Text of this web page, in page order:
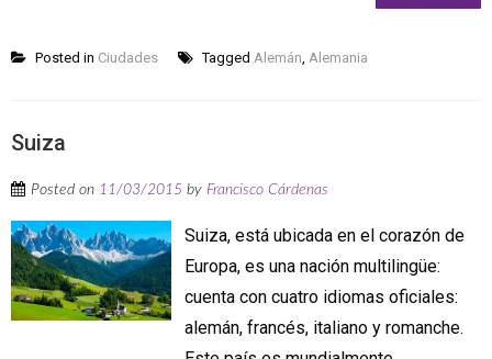
Posted in Ciudades Tagged Alemán, Alemania
Suiza
Posted on 11/03/2015 by Francisco Cárdenas
Suiza, está ubicada en el corazón de
Europa, es una nación multilingüe:
cuenta con cuatro idiomas oficiales:
alemán, francés, italiano y romanche.